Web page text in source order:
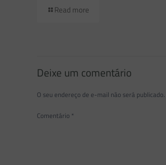
Read more
Deixe um comentário
O seu endereço de e-mail não será publicado.
Comentário *